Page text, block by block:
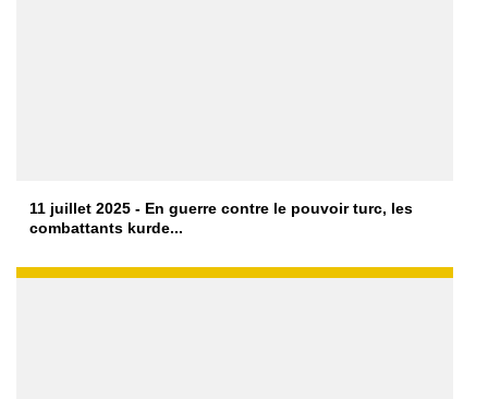
11 juillet 2025 - En guerre contre le pouvoir turc, les
combattants kurde...